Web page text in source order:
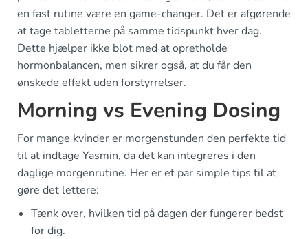
en fast rutine være en game-changer. Det er afgørende
at tage tabletterne på samme tidspunkt hver dag.
Dette hjælper ikke blot med at opretholde
hormonbalancen, men sikrer også, at du får den
ønskede effekt uden forstyrrelser.
Morning vs Evening Dosing
For mange kvinder er morgenstunden den perfekte tid
til at indtage Yasmin, da det kan integreres i den
daglige morgenrutine. Her er et par simple tips til at
gøre det lettere:
Tænk over, hvilken tid på dagen der fungerer bedst
for dig.